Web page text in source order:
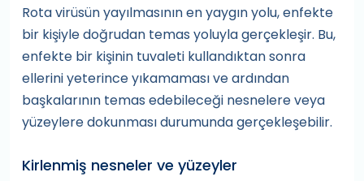
Rota virüsün yayılmasının en yaygın yolu, enfekte
bir kişiyle doğrudan temas yoluyla gerçekleşir. Bu,
enfekte bir kişinin tuvaleti kullandıktan sonra
ellerini yeterince yıkamaması ve ardından
başkalarının temas edebileceği nesnelere veya
yüzeylere dokunması durumunda gerçekleşebilir.
Kirlenmiş nesneler ve yüzeyler